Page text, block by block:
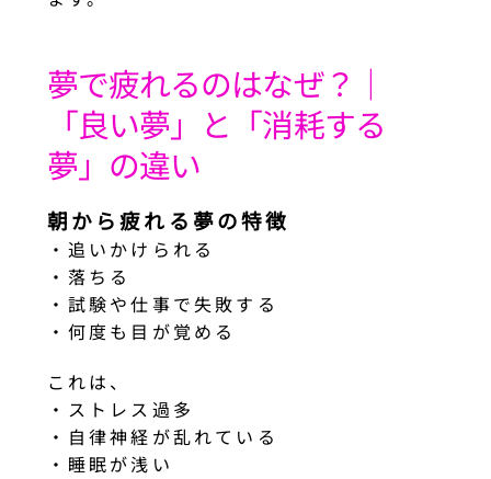
夢で疲れるのはなぜ？｜
「良い夢」と「消耗する
夢」の違い
朝から疲れる夢の特徴
・追いかけられる
・落ちる
・試験や仕事で失敗する
・何度も目が覚める
これは、
・ストレス過多
・自律神経が乱れている
・睡眠が浅い